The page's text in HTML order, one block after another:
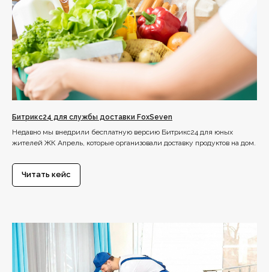
Битрикс24 для службы доставки FoxSeven
Недавно мы внедрили бесплатную версию Битрикс24 для юных
жителей ЖК Апрель, которые организовали доставку продуктов на дом.
Читать кейс